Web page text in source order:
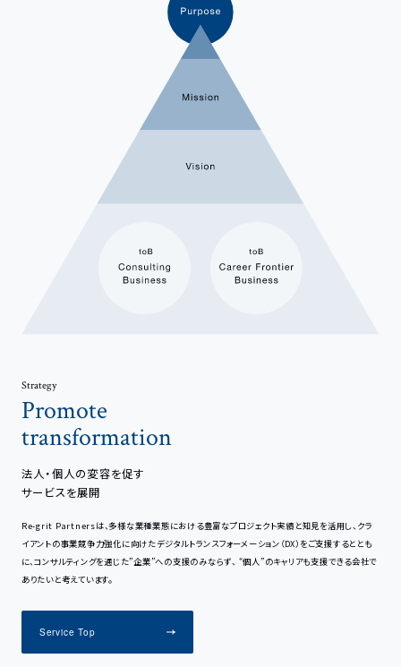
個の能力を徹底的に磨け
強烈な個こそが、戦況を変える。
圧倒的に成長したい。何者かになりたい。
そんな想いを持ち、挑戦し続けるヒトの
伴走者であり続けます。
Strategy
Promote
transformation
法人・個人の変容を促す
サービスを展開
Re-grit Partnersは、多様な業種業態における豊富なプロジェクト実績と知見を活用し、クラ
イアントの事業競争力強化に向けたデジタルトランスフォーメーション（DX）をご支援するととも
に、コンサルティングを通じた”企業”への支援のみならず、 “個人”のキャリアも支援できる会社で
ありたいと考えています。
Service Top